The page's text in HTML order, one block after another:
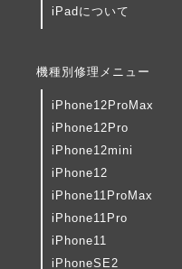
iPadについて
機種別修理メニュー
iPhone12ProMax
iPhone12Pro
iPhone12mini
iPhone12
iPhone11ProMax
iPhone11Pro
iPhone11
iPhoneSE2